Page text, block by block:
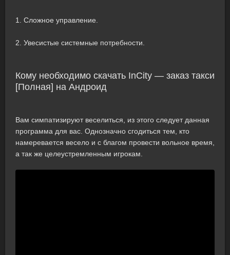
1. Сложное управление.
2. Увесистые системные потребности.
Кому необходимо скачать InCity — заказ такси
[Полная] на Андроид
Вам симпатизируют веселиться, из этого следует данная
программа для вас. Однозначно сгодиться тем, кто
намеревается весело и с благом провести вольное время,
а так же целеустремленным игрокам.